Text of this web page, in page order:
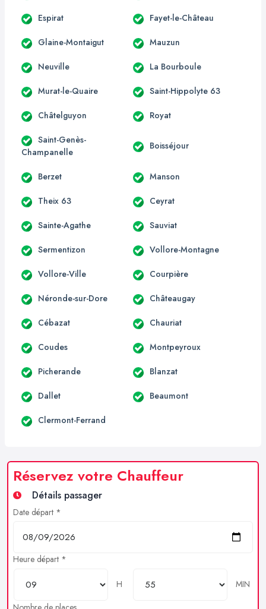
Espirat Fayet-le-Château
Glaine-Montaigut Mauzun
Neuville La Bourboule
Murat-le-Quaire Saint-Hippolyte 63
Châtelguyon Royat
Saint-Genès-
Champanelle
Boisséjour
Berzet Manson
Theix 63 Ceyrat
Sainte-Agathe Sauviat
Sermentizon Vollore-Montagne
Vollore-Ville Courpière
Néronde-sur-Dore Châteaugay
Cébazat Chauriat
Coudes Montpeyroux
Picherande Blanzat
Dallet Beaumont
Clermont-Ferrand
Réservez votre Chauffeur
Détails passager
Date départ *
Heure départ *
H
MIN